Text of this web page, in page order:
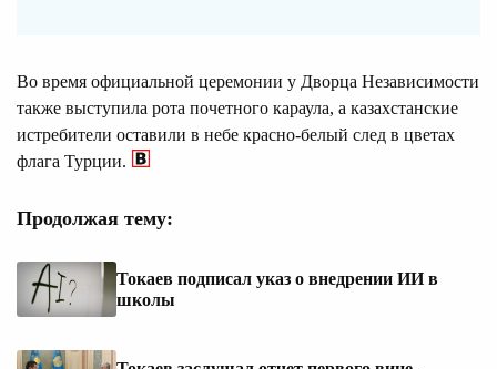
Во время официальной церемонии у Дворца Независимости
также выступила рота почетного караула, а казахстанские
истребители оставили в небе красно-белый след в цветах
флага Турции.
Продолжая тему:
Токаев подписал указ о внедрении ИИ в
школы